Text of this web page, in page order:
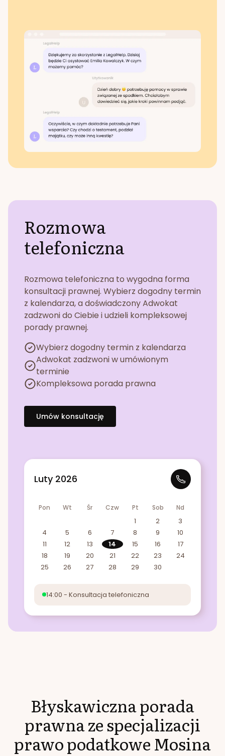
Rozmowa
telefoniczna
Rozmowa telefoniczna to wygodna forma
konsultacji prawnej. Wybierz dogodny termin
z kalendarza, a doświadczony Adwokat
zadzwoni do Ciebie i udzieli kompleksowej
porady prawnej.
Wybierz dogodny termin z kalendarza
Adwokat zadzwoni w umówionym
terminie
Kompleksowa porada prawna
Umów konsultację
Luty 2026
Pon Wt Śr Czw Pt Sob Nd
1 2
3
4
5 6 7 8 9
10
11
12 13 14 15 16
17
18
19 20 21 22 23
24
25
26 27 28 29 30
14:00 - Konsultacja telefoniczna
Błyskawiczna porada
prawna ze specjalizacji
prawo podatkoweMosina